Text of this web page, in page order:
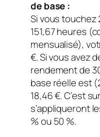
de base :
Si vous
151,67 heures
mensualisé),
€. Si vous avez
rendement de
base réelle est
18,46 €. C’est
s’appliqueront
% ou 50 %.